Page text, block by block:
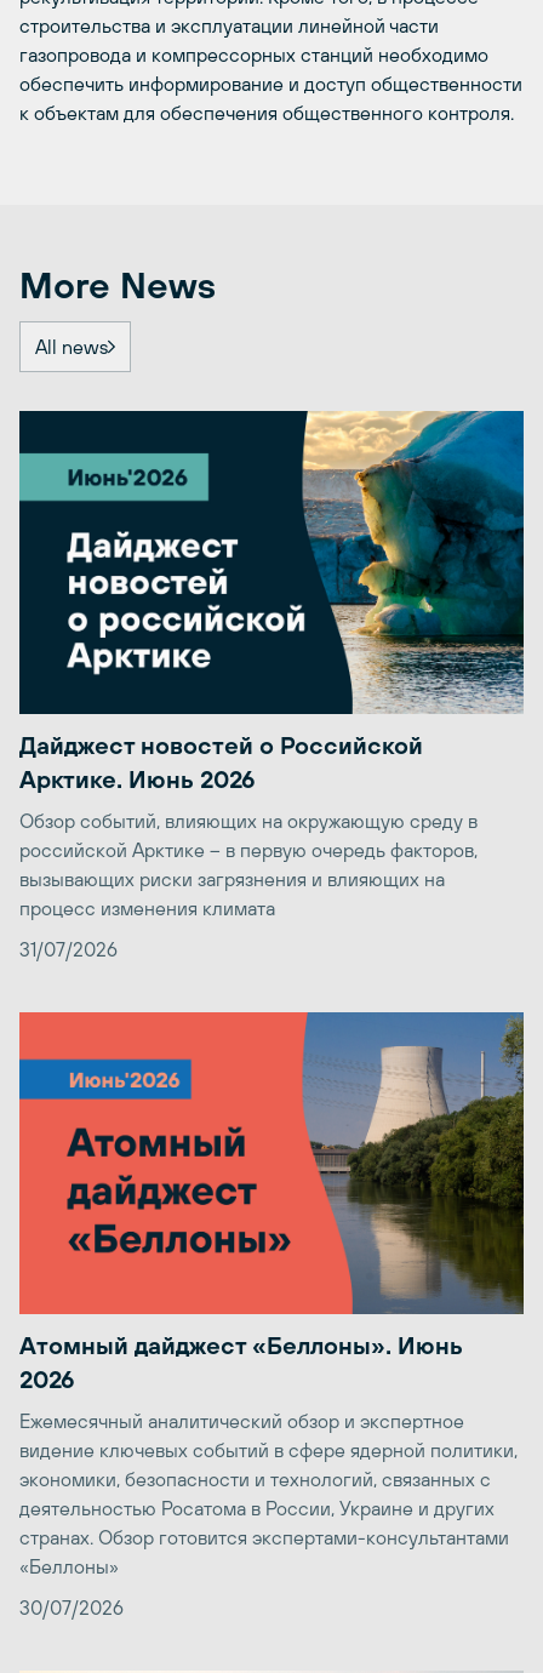
строительства и эксплуатации линейной части
газопровода и компрессорных станций необходимо
обеспечить информирование и доступ общественности
к объектам для обеспечения общественного контроля.
More News
All news
Дайджест новостей о Российской
Арктике. Июнь 2026
Обзор событий, влияющих на окружающую среду в
российской Арктике – в первую очередь факторов,
вызывающих риски загрязнения и влияющих на
процесс изменения климата
31/07/2026
Атомный дайджест «Беллоны». Июнь
2026
Ежемесячный аналитический обзор и экспертное
видение ключевых событий в сфере ядерной политики,
экономики, безопасности и технологий, связанных с
деятельностью Росатома в России, Украине и других
странах. Обзор готовится экспертами-консультантами
«Беллоны»
30/07/2026